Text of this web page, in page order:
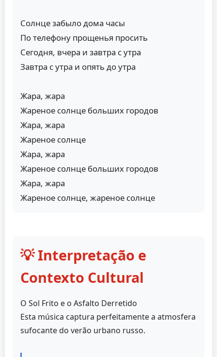
Солнце забыло дома часы
По телефону прощенья просить
Сегодня, вчера и завтра с утра
Завтра с утра и опять до утра
Жара, жара
Жареное солнце больших городов
Жара, жара
Жареное солнце
Жара, жара
Жареное солнце больших городов
Жара, жара
Жареное солнце, жареное солнце
💡 Interpretação e
Contexto Cultural
O Sol Frito e o Asfalto Derretido
Esta música captura perfeitamente a atmosfera
sufocante do verão urbano russo.